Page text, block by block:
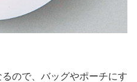
ので、バッグやポーチにす